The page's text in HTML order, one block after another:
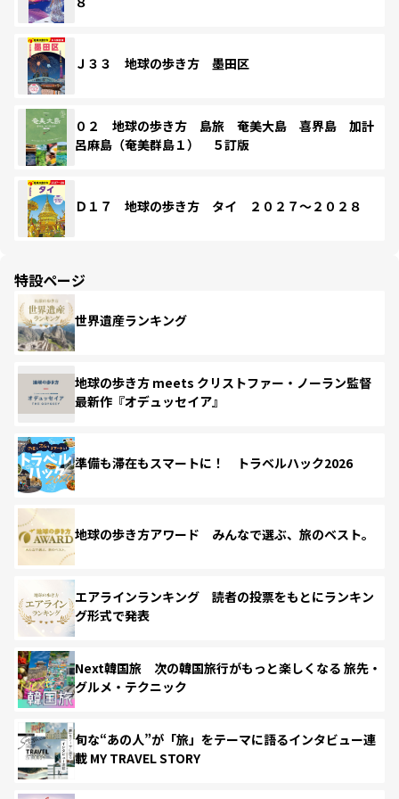
Ｊ３３ 地球の歩き方 墨田区
０２ 地球の歩き方 島旅 奄美大島 喜界島 加計
呂麻島（奄美群島１） ５訂版
Ｄ１７ 地球の歩き方 タイ ２０２７～２０２８
特設ページ
世界遺産ランキング
地球の歩き方 meets クリストファー・ノーラン監督
最新作『オデュッセイア』
準備も滞在もスマートに！ トラベルハック2026
地球の歩き方アワード みんなで選ぶ、旅のベスト。
エアラインランキング 読者の投票をもとにランキン
グ形式で発表
Next韓国旅 次の韓国旅行がもっと楽しくなる 旅先・
グルメ・テクニック
旬な“あの人”が「旅」をテーマに語るインタビュー連
載 MY TRAVEL STORY